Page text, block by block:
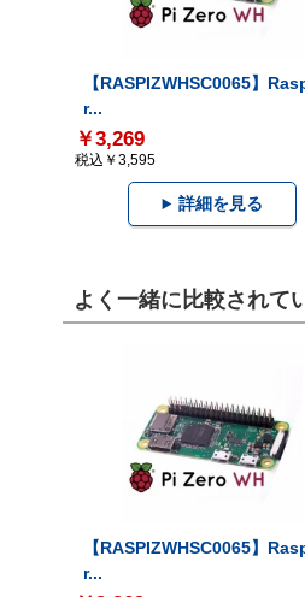
【RASPIZWHSC0065】
r...
￥3,269
税込￥3,595
詳細を見る
よく一緒に比較されて
【RASPIZWHSC0065】
r...